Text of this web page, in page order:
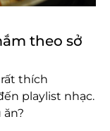
theo sở
rất thích
playlist nhạc.
ăn?